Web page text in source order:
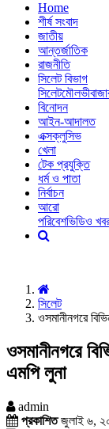
Home
শীর্ষ সংবাদ
জাতীয়
আন্তর্জাতিক
রাজনীতি
সিলেট বিভাগ
সিলেট
বিনোদন
আইন-আদালত
এক্সক্লুসিভ
খেলা
টেক প্রযুক্তি
ধর্ম ও পাতা
নির্বাচন
আরো
পরিবেশভিডিও
সিলেট
ওসমানীনগরে
ওসমানীনগরে
এমপি লুনা
admin
প্রকাশিতজুলাই ৬,